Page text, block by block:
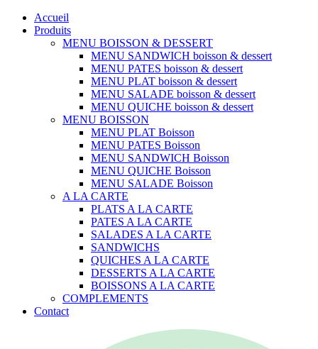
Accueil
Produits
MENU BOISSON & DESSERT
MENU SANDWICH boisson & dessert
MENU PATES boisson & dessert
MENU PLAT boisson & dessert
MENU SALADE boisson & dessert
MENU QUICHE boisson & dessert
MENU BOISSON
MENU PLAT Boisson
MENU PATES Boisson
MENU SANDWICH Boisson
MENU QUICHE Boisson
MENU SALADE Boisson
A LA CARTE
PLATS A LA CARTE
PATES A LA CARTE
SALADES A LA CARTE
SANDWICHS
QUICHES A LA CARTE
DESSERTS A LA CARTE
BOISSONS A LA CARTE
COMPLEMENTS
Contact